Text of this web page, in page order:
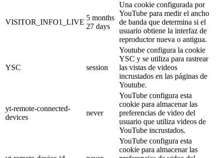
VISITOR_INFO1_LIVE
5 months
27 days
Una cookie configurada por
YouTube para medir el ancho
de banda que determina si el
usuario obtiene la interfaz de
reproductor nueva o antigua.
YSC session
Youtube configura la cookie
YSC y se utiliza para rastrear
las vistas de videos
incrustados en las páginas de
Youtube.
yt-remote-connected-
devices
never
YouTube configura esta
cookie para almacenar las
preferencias de video del
usuario que utiliza videos de
YouTube incrustados.
YouTube configura esta
cookie para almacenar las